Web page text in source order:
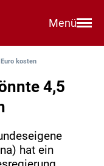
Menü
kosten
4,5
hat ein